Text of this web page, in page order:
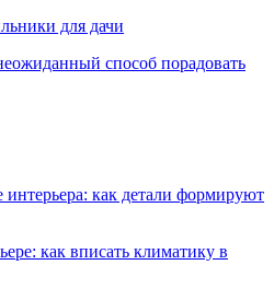
для дачи
способ порадовать
интерьера: как детали формируют
как вписать климатику в